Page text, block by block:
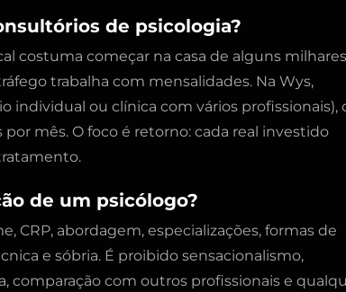
de psicologia?
costuma começar na casa de alguns
trabalha com mensalidades. Na Wys,
ou clínica com vários profissionais),
mês. O foco é retorno: cada real investido
de um psicólogo?
CRP, abordagem, especializações, formas de
e sóbria. É proibido sensacionalismo,
comparação com outros profissionais e